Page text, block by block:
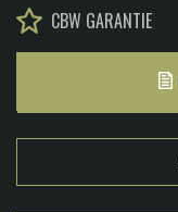
CBW GARANTIE